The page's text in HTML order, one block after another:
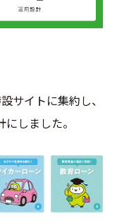
サイトに集約し、
しました。